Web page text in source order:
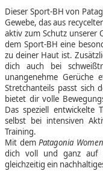
Dieser Sport-BH von
Gewebe, das aus
aktiv zum Schutz unserer
dem Sport-BH eine
zu deiner Haut ist.
dich auch bei
unangenehme Gerüche
Stretchanteils passt sich
bietet dir volle
Das speziell entwickelte
selbst bei intensiven
Training.
Mit dem Patagonia
dich voll und ganz auf
gleichzeitig ein